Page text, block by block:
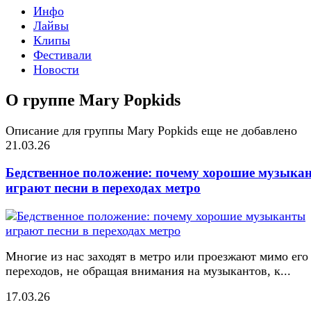
Инфо
Лайвы
Клипы
Фестивали
Новости
О группе Mary Popkids
Описание для группы Mary Popkids еще не добавлено
21.03.26
Бедственное положение: почему хорошие
играют песни в переходах метро
Многие из нас заходят в метро или проезжают мимо его
переходов, не обращая внимания на музыкантов, к...
17.03.26